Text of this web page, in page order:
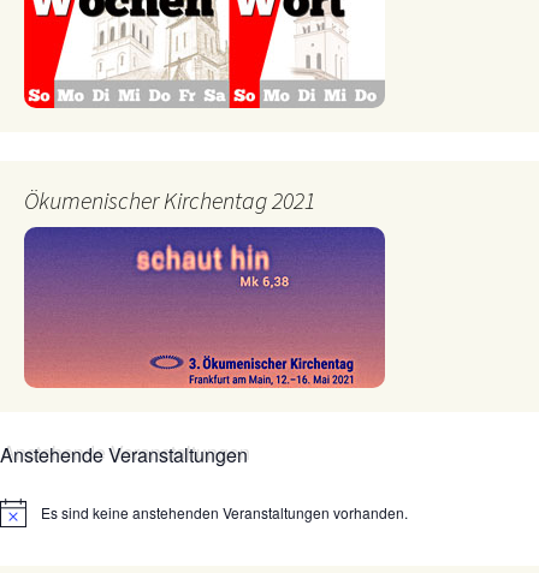
Ökumenischer Kirchentag 2021
Anstehende Veranstaltungen
HinweisEs sind keine anstehenden Veranstaltungen vorhanden.